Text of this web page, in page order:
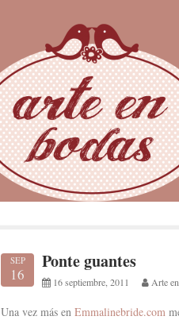
SEP
16
Ponte guantes
16 septiembre, 2011 Arte
Una vez más en Emmalinebride.com